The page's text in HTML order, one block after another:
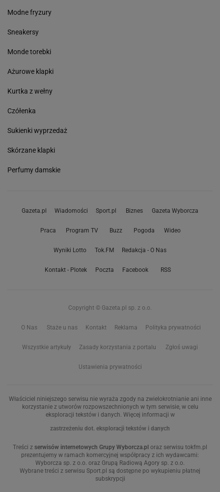
Modne fryzury
Sneakersy
Monde torebki
Ażurowe klapki
Kurtka z wełny
Czółenka
Sukienki wyprzedaż
Skórzane klapki
Perfumy damskie
Gazeta.pl Wiadomości Sport.pl Biznes Gazeta Wyborcza
Praca Program TV Buzz Pogoda Wideo
Wyniki Lotto Tok.FM Redakcja - O Nas
Kontakt - Plotek Poczta Facebook RSS
Copyright © Gazeta.pl sp. z o.o.
O Nas Staże u nas Kontakt Reklama Polityka prywatności
Wszystkie artykuły Zasady korzystania z portalu Zgłoś uwagi
Ustawienia prywatności
Właściciel niniejszego serwisu nie wyraża zgody na zwielokrotnianie ani inne
korzystanie z utworów rozpowszechnionych w tym serwisie, w celu
eksploracji tekstów i danych. Więcej informacji w
zastrzeżeniu dot. eksploracji tekstów i danych
Treści z serwisów internetowych Grupy Wyborcza.pl oraz serwisu tokfm.pl
prezentujemy w ramach komercyjnej współpracy z ich wydawcami:
Wyborcza sp. z o.o. oraz Grupą Radiową Agory sp. z o.o.
Wybrane treści z serwisu Sport.pl są dostępne po wykupieniu płatnej
subskrypcji